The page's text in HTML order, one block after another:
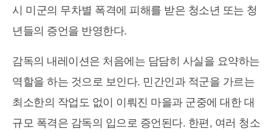
시 미군의 무차별 폭격에 피해를 받은 청소년 또는 청
년들의 증언을 반영한다.
감독의 내레이션은 처음에는 담담히 사실을 요약하는
역할을 하는 것으로 보인다. 민간인과 적군을 가르는
최소한의 작업도 없이 이뤄진 마을과 군중에 대한 대
규모 폭격은 감독의 입으로 증언된다. 한편, 여러 청소